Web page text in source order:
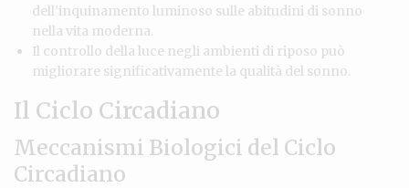
dell’inquinamento luminoso sulle abitudini di sonno
nella vita moderna.
Il controllo della luce negli ambienti di riposo può
migliorare significativamente la qualità del sonno.
Il Ciclo Circadiano
Meccanismi Biologici del Ciclo
Circadiano